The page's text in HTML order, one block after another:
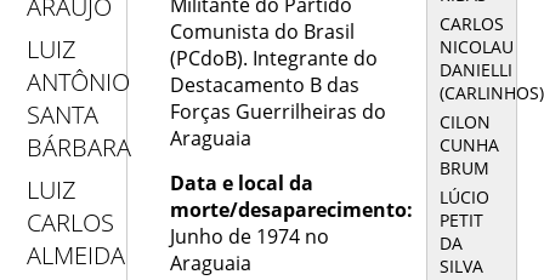
ARAUJO
LUIZ
ANTÔNIO
SANTA
BÁRBARA
LUIZ
CARLOS
ALMEIDA
Comunista do Brasil
(PCdoB). Integrante do
Destacamento B das
Forças Guerrilheiras do
Araguaia
Data e local da
morte/desaparecimento:
Junho de 1974 no
Araguaia
CARLOS
NICOLAU
DANIELLI
(CARLINHOS)
CILON
CUNHA
BRUM
LÚCIO
PETIT
DA
SILVA